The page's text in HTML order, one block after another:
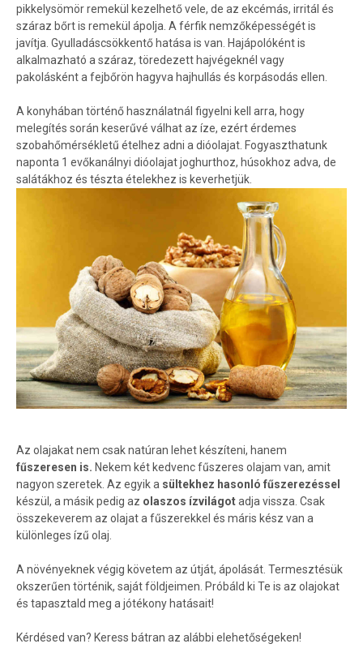
pikkelysömör remekül kezelhető vele, de az ekcémás, irritál és
száraz bőrt is remekül ápolja. A férfik nemzőképességét is
javítja. Gyulladáscsökkentő hatása is van. Hajápolóként is
alkalmazható a száraz, töredezett hajvégeknél vagy
pakolásként a fejbőrön hagyva hajhullás és korpásodás ellen.
A konyhában történő használatnál figyelni kell arra, hogy
melegítés során keserűvé válhat az íze, ezért érdemes
szobahőmérsékletű ételhez adni a dióolajat. Fogyaszthatunk
naponta 1 evőkanálnyi dióolajat joghurthoz, húsokhoz adva, de
salátákhoz és tészta ételekhez is keverhetjük.
Az olajakat nem csak natúran lehet készíteni, hanem
fűszeresen is. Nekem két kedvenc fűszeres olajam van, amit
nagyon szeretek. Az egyik a sültekhez hasonló fűszerezéssel
készül, a másik pedig az olaszos ízvilágotadja vissza. Csak
összekeverem az olajat a fűszerekkel és máris kész van a
különleges ízű olaj.
A növényeknek végig követem az útját, ápolását. Termesztésük
okszerűen történik, saját földjeimen. Próbáld ki Te is az olajokat
és tapasztald meg a jótékony hatásait!
Kérdésed van? Keress bátran az alábbi elehetőségeken!